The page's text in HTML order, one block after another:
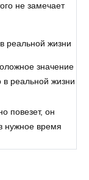
не замечает
реальной жизни
значение
в реальной жизни
повезет, он
нужное время